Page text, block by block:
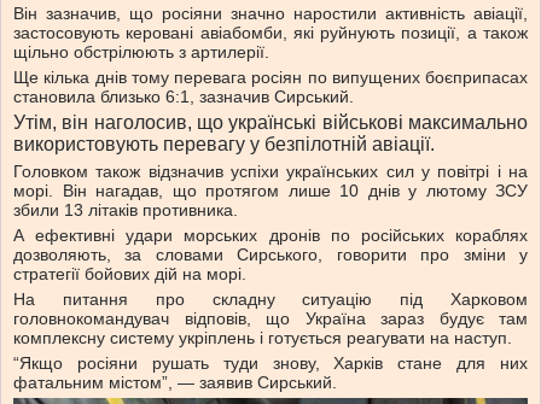
Він зазначив, що росіяни значно наростили активність авіації,
застосовують керовані авіабомби, які руйнують позиції, а також
щільно обстрілюють з артилерії.
Ще кілька днів тому перевага росіян по випущених боєприпасах
становила близько 6:1, зазначив Сирський.
Утім, він наголосив, що українські військові максимально
використовують перевагу у безпілотній авіації.
Головком також відзначив успіхи українських сил у повітрі і на
морі. Він нагадав, що протягом лише 10 днів у лютому ЗСУ
збили 13 літаків противника.
А ефективні удари морських дронів по російських кораблях
дозволяють, за словами Сирського, говорити про зміни у
стратегії бойових дій на морі.
На питання про складну ситуацію під Харковом
головнокомандувач відповів, що Україна зараз будує там
комплексну систему укріплень і готується реагувати на наступ.
“Якщо росіяни рушать туди знову, Харків стане для них
фатальним містом”, — заявив Сирський.